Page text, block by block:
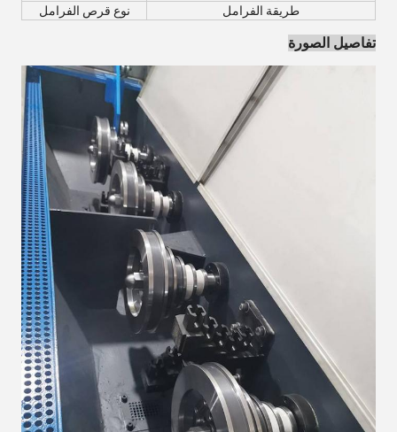
طريقة الفرامل
نوع قرص الفرامل
تفاصيل الصورة